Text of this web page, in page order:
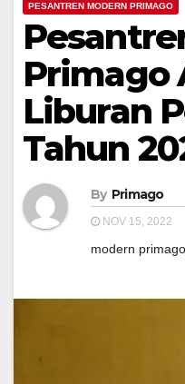
PESANTREN MODERN PRIMAGO
Primago
Liburan
Tahun
By Primago
NOV 15, 2022
modern primago